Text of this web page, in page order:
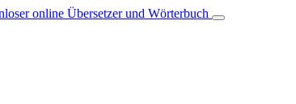
online Übersetzer und Wörterbuch